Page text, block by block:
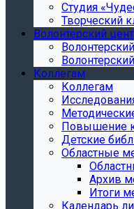
Студия
Творческий
Волонтерский
Коллегам
Коллегам
Повышение
Детские
Областные
Архив
Итоги
Календарь